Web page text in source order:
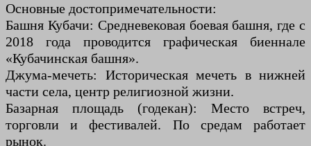
Основные достопримечательности:
Башня Кубачи: Средневековая боевая башня, где с
2018 года проводится графическая биеннале
«Кубачинская башня».
Джума-мечеть: Историческая мечеть в нижней
части села, центр религиозной жизни.
Базарная площадь (годекан): Место встреч,
торговли и фестивалей. По средам работает
рынок.